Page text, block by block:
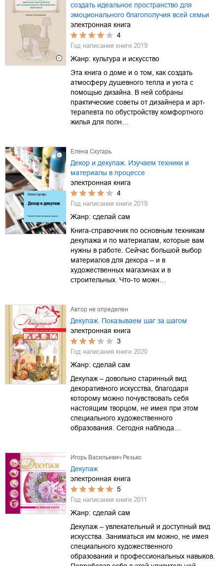
создать идеальное пространство для
эмоционального благополучия всей семьи
электронная книга
4
Год написания книги 2019
Жанр: культура и искусство
Эта книга о доме и о том, как создать
атмосферу душевного тепла и уюта с
помощью дизайна. В ней собраны
практические советы от дизайнера и арт-
терапевта по обустройству комфортного
жилья для полн…
Елена Скугарь
Декор и декупаж. Изучаем техники и
материалы в процессе
электронная книга
4
Год написания книги 2019
Жанр: сделай сам
Книга-справочник по основным техникам
декупажа и по материалам, которые вам
нужны в работе. Сейчас большой выбор
материалов для декора – и в
художественных магазинах и в
строительных. Что-то можн…
Автор не определен
Декупаж. Показываем шаг за шагом
электронная книга
3
Год написания книги 2020
Жанр: сделай сам
Декупаж – довольно старинный вид
декоративного искусства, благодаря
которому можно почувствовать себя
настоящим творцом, не имея при этом
специального художественного
образования. Сегодня наблюда…
Игорь Васильевич Резько
Декупаж
электронная книга
5
Год написания книги 2011
Жанр: сделай сам
Декупаж – увлекательный и доступный вид
искусства. Заниматься им можно, не имея
специального художественного
образования и профессиональных навыков.